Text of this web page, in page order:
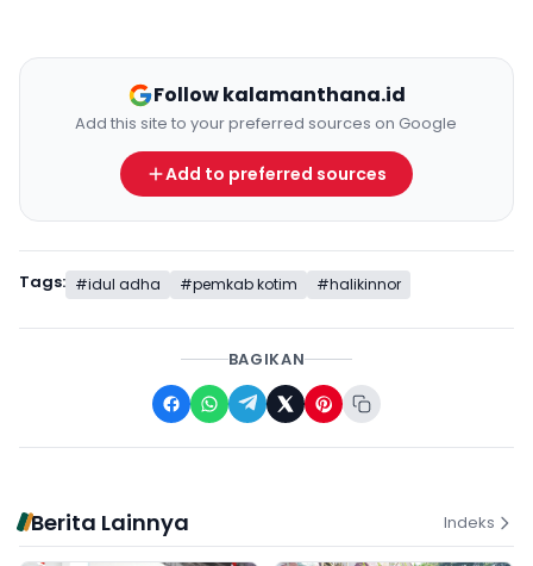
Follow kalamanthana.id
Add this site to your preferred sources on Google
Add to preferred sources
Tags: #idul adha #pemkab kotim #halikinnor
BAGIKAN
Berita Lainnya Indeks